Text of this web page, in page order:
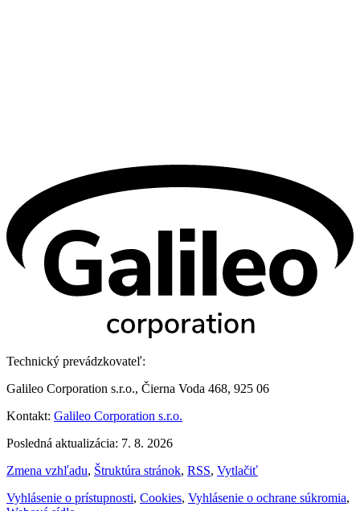
Technický prevádzkovateľ:
Galileo Corporation s.r.o., Čierna Voda 468, 925 06
Kontakt: Galileo Corporation s.r.o.
Posledná aktualizácia: 7. 8. 2026
Zmena vzhľadu, Štruktúra stránok, RSS, Vytlačiť
Vyhlásenie o prístupnosti, Cookies, Vyhlásenie o ochrane súkromia,